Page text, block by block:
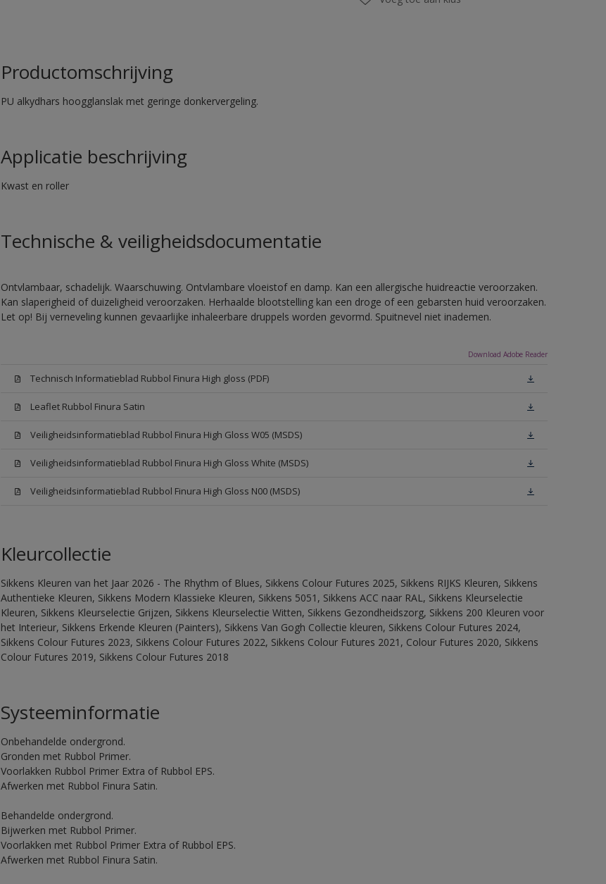
Productomschrijving
PU alkydhars hoogglanslak met geringe donkervergeling.
Applicatie beschrijving
Kwast en roller
Technische & veiligheidsdocumentatie
Ontvlambaar, schadelijk. Waarschuwing. Ontvlambare vloeistof en damp. Kan een allergische huidreactie veroorzaken.
Kan slaperigheid of duizeligheid veroorzaken. Herhaalde blootstelling kan een droge of een gebarsten huid veroorzaken.
Let op! Bij verneveling kunnen gevaarlijke inhaleerbare druppels worden gevormd. Spuitnevel niet inademen.
Download Adobe Reader
Technisch Informatieblad Rubbol Finura High gloss (PDF)
Leaflet Rubbol Finura Satin
Veiligheidsinformatieblad Rubbol Finura High Gloss W05 (MSDS)
Veiligheidsinformatieblad Rubbol Finura High Gloss White (MSDS)
Veiligheidsinformatieblad Rubbol Finura High Gloss N00 (MSDS)
Kleurcollectie
Sikkens Kleuren van het Jaar 2026 - The Rhythm of Blues, Sikkens Colour Futures 2025, Sikkens RIJKS Kleuren, Sikkens
Authentieke Kleuren, Sikkens Modern Klassieke Kleuren, Sikkens 5051, Sikkens ACC naar RAL, Sikkens Kleurselectie
Kleuren, Sikkens Kleurselectie Grijzen, Sikkens Kleurselectie Witten, Sikkens Gezondheidszorg, Sikkens 200 Kleuren voor
het Interieur, Sikkens Erkende Kleuren (Painters), Sikkens Van Gogh Collectie kleuren, Sikkens Colour Futures 2024,
Sikkens Colour Futures 2023, Sikkens Colour Futures 2022, Sikkens Colour Futures 2021, Colour Futures 2020, Sikkens
Colour Futures 2019, Sikkens Colour Futures 2018
Systeeminformatie
Onbehandelde ondergrond.
Gronden met Rubbol Primer.
Voorlakken Rubbol Primer Extra of Rubbol EPS.
Afwerken met Rubbol Finura Satin.
Behandelde ondergrond.
Bijwerken met Rubbol Primer.
Voorlakken met Rubbol Primer Extra of Rubbol EPS.
Afwerken met Rubbol Finura Satin.